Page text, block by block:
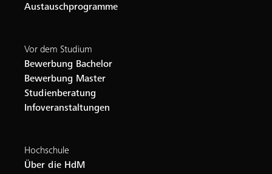
Austauschprogramme
Vor dem Studium
Bewerbung Bachelor
Bewerbung Master
Studienberatung
Infoveranstaltungen
Hochschule
Über die HdM